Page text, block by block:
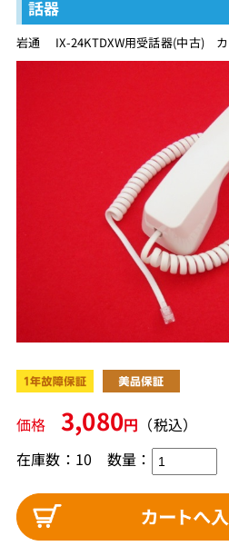
話器
岩通 IX-24KTDXW用受話器(中古) カ
価格 3,080円 （税込）
在庫数：10 数量：